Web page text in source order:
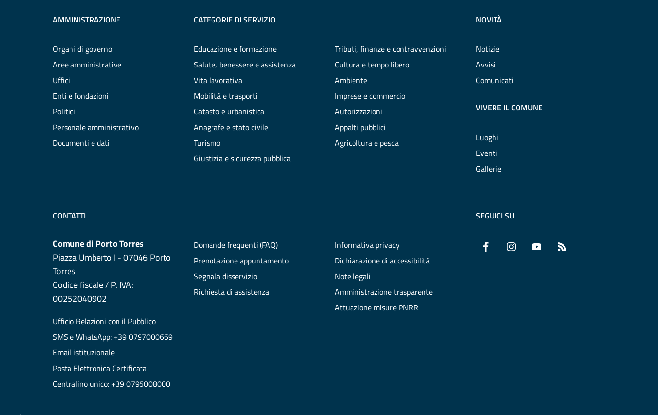
AMMINISTRAZIONE
Organi di governo
Aree amministrative
Uffici
Enti e fondazioni
Politici
Personale amministrativo
Documenti e dati
CATEGORIE DI SERVIZIO
Educazione e formazione
Salute, benessere e assistenza
Vita lavorativa
Mobilità e trasporti
Catasto e urbanistica
Anagrafe e stato civile
Turismo
Giustizia e sicurezza pubblica
Tributi, finanze e contravvenzioni
Cultura e tempo libero
Ambiente
Imprese e commercio
Autorizzazioni
Appalti pubblici
Agricoltura e pesca
NOVITÀ
Notizie
Avvisi
Comunicati
VIVERE IL COMUNE
Luoghi
Eventi
Gallerie
CONTATTI
Comune di Porto Torres
Piazza Umberto I - 07046 Porto
Torres
Codice fiscale / P. IVA:
00252040902
Ufficio Relazioni con il Pubblico
SMS e WhatsApp: +39 0797000669
Email istituzionale
Posta Elettronica Certificata
Centralino unico: +39 0795008000
Domande frequenti (FAQ)
Prenotazione appuntamento
Segnala disservizio
Richiesta di assistenza
Informativa privacy
Dichiarazione di accessibilità
Note legali
Amministrazione trasparente
Attuazione misure PNRR
SEGUICI SU
Facebook InstagramYouTube